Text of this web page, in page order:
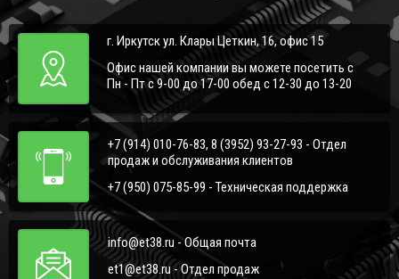
г. Иркутск ул. Клары Цеткин, 16, офис 15
Офис нашей компании вы можете посетить с
Пн - Пт с 9-00 до 17-00 обед с 12-30 до 13-20
+7 (914) 010-76-83, 8 (3952) 93-27-93 - Отдел
продаж и обслуживания клиентов
+7 (950) 075-85-99 - Техническая поддержка
info@et38.ru - Общая почта
et1@et38.ru - Отдел продаж